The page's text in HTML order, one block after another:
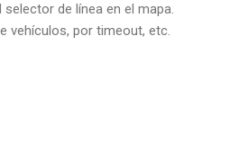
de línea en el mapa.
vehículos, por timeout, etc.